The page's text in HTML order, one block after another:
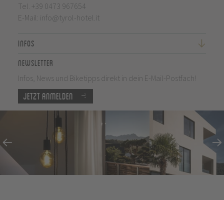
Tel. +39 0473 967654
E-Mail: info@tyrol-hotel.it
Infos
Newsletter
Infos, News und Biketipps direkt in dein E-Mail-Postfach!
Jetzt anmelden